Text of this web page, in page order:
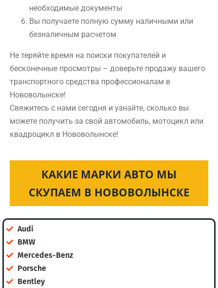
необходимые документы
Вы получаете полную сумму наличными или
безналичным расчетом
Не теряйте время на поиски покупателей и
бесконечные просмотры – доверьте продажу вашего
транспортного средства профессионалам в
Нововолынске!
Свяжитесь с нами сегодня и узнайте, сколько вы
можете получить за свой автомобиль, мотоцикл или
квадроцикл в Нововолынске!
КАКИЕ МАРКИ АВТО МЫ
СКУПАЕМ В НОВОВОЛЫНСКЕ
Audi
BMW
Mercedes-Benz
Porsche
Bentley